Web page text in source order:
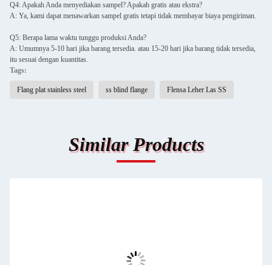
Q4: Apakah Anda menyediakan sampel? Apakah gratis atau ekstra?
A: Ya, kami dapat menawarkan sampel gratis tetapi tidak membayar biaya pengiriman.
Q5: Berapa lama waktu tunggu produksi Anda?
A: Umumnya 5-10 hari jika barang tersedia. atau 15-20 hari jika barang tidak tersedia,
itu sesuai dengan kuantitas.
Tags:
Flang plat stainless steel ss blind flange Flensa Leher Las SS
Similar Products